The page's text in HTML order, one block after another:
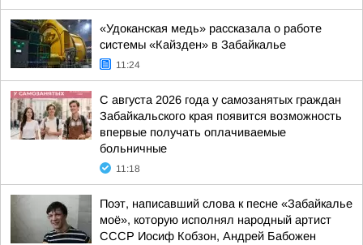
«Удоканская медь» рассказала о работе
системы «Кайзден» в Забайкалье
11:24
С августа 2026 года у самозанятых граждан
Забайкальского края появится возможность
впервые получать оплачиваемые
больничные
11:18
Поэт, написавший слова к песне «Забайкалье
моё», которую исполнял народный артист
СССР Иосиф Кобзон, Андрей Бабожен